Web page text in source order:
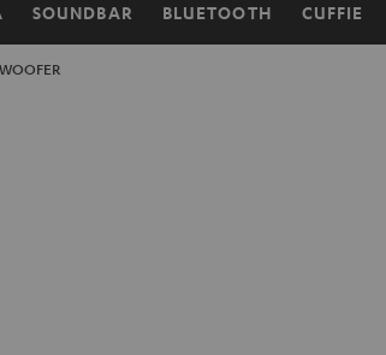
SOUNDBAR BLUETOOTH CUFFIE